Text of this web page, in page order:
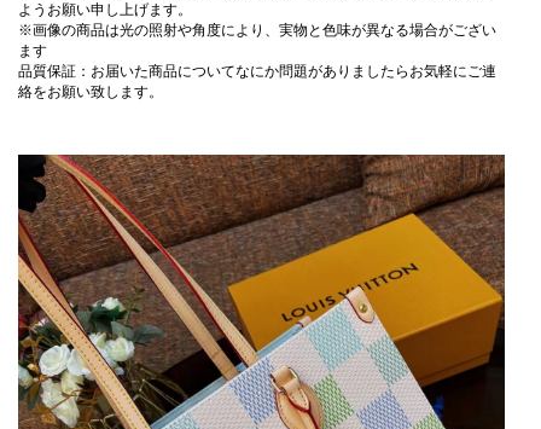
ようお願い申し上げます。
※画像の商品は光の照射や角度により、実物と色味が異なる場合がござい
ます
品質保証：お届いた商品についてなにか問題がありましたらお気軽にご連
絡をお願い致します。